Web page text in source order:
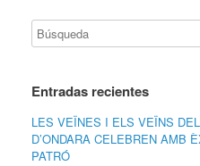
Entradas recientes
LES VEÏNES I ELS VEÏNS
D’ONDARA CELEBREN AMB
PATRÓ